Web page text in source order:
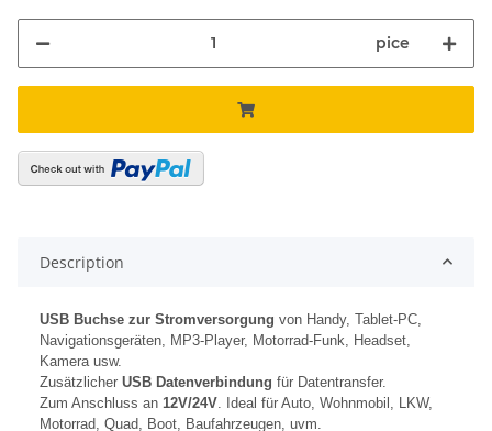
pice
Description
USB Buchse zur Stromversorgung von Handy, Tablet-PC,
Navigationsgeräten, MP3-Player, Motorrad-Funk, Headset,
Kamera usw.
Zusätzlicher USB Datenverbindung für Datentransfer.
Zum Anschluss an 12V/24V . Ideal für Auto, Wohnmobil, LKW,
Motorrad, Quad, Boot, Baufahrzeugen, uvm.